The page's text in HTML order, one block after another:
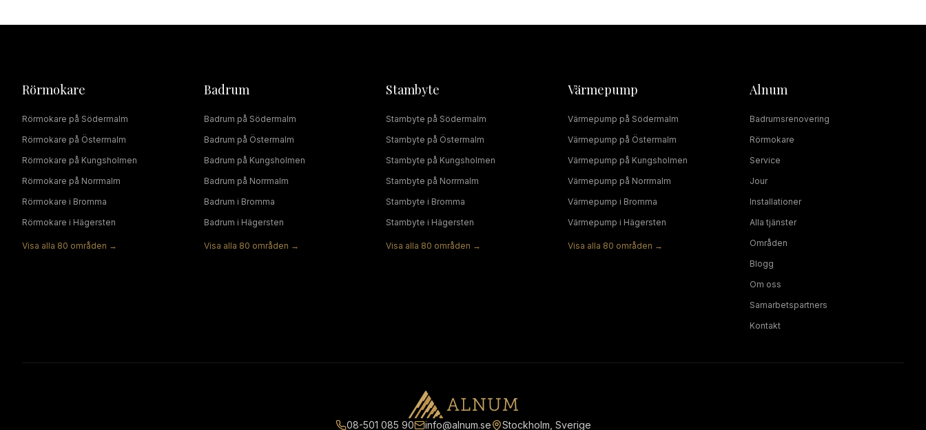
Rörmokare
Rörmokare på Södermalm
Rörmokare på Östermalm
Rörmokare på Kungsholmen
Rörmokare på Norrmalm
Rörmokare i Bromma
Rörmokare i Hägersten
Visa alla 80 områden →
Badrum
Badrum på Södermalm
Badrum på Östermalm
Badrum på Kungsholmen
Badrum på Norrmalm
Badrum i Bromma
Badrum i Hägersten
Visa alla 80 områden →
Stambyte
Stambyte på Södermalm
Stambyte på Östermalm
Stambyte på Kungsholmen
Stambyte på Norrmalm
Stambyte i Bromma
Stambyte i Hägersten
Visa alla 80 områden →
Värmepump
Värmepump på Södermalm
Värmepump på Östermalm
Värmepump på Kungsholmen
Värmepump på Norrmalm
Värmepump i Bromma
Värmepump i Hägersten
Visa alla 80 områden →
Alnum
Badrumsrenovering
Rörmokare
Service
Jour
Installationer
Alla tjänster
Områden
Blogg
Om oss
Samarbetspartners
Kontakt
08-501 085 90 info@alnum.se Stockholm, Sverige